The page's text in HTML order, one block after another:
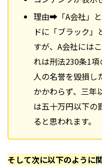
理由➡「A会社」
ドに「ブラック」
すが、A会社には
れは刑法230条1項
人の名誉を毀損し
かかわらず、三年
は五十万円以下の
ると思われます。
そして次に以下のように